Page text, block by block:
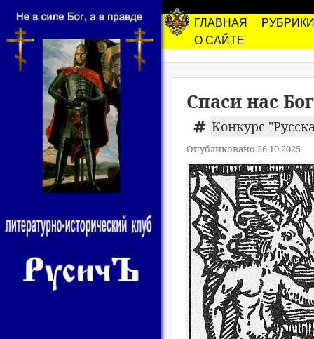
ГЛАВНАЯ
РУБРИКИ
О САЙТЕ
Спаси нас
Конкурс
Опубликовано 26.10.2025